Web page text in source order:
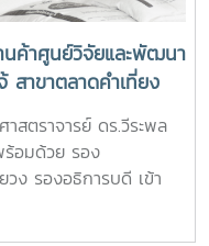
นค้าศูนย์วิจัยและพัฒนา
สาขาตลาดคำเที่ยง
ละ ผลิตภัณฑ์สินค้า
สตราจารย์ ดร.วีระพล
อมด้วย รอง
ง รองอธิการบดี เข้า
จ้ สาขาตลาดคำเที่ยง